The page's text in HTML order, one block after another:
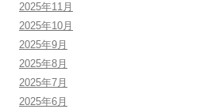
2025年11月
2025年10月
2025年9月
2025年8月
2025年7月
2025年6月